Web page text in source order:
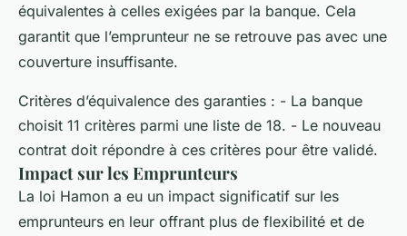
équivalentes à celles exigées par la banque. Cela
garantit que l’emprunteur ne se retrouve pas avec une
couverture insuffisante.
Critères d’équivalence des garanties : - La banque
choisit 11 critères parmi une liste de 18. - Le nouveau
contrat doit répondre à ces critères pour être validé.
Impact sur les Emprunteurs
La loi Hamon a eu un impact significatif sur les
emprunteurs en leur offrant plus de flexibilité et de